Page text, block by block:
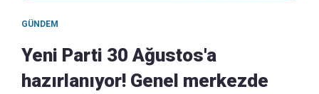
GÜNDEM
Yeni Parti 30 Ağustos'a
hazırlanıyor! Genel merkezde